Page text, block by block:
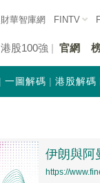
財華智庫網 FINTV
港股100強 官網
一圖解碼 港股解碼
伊朗與阿
https://